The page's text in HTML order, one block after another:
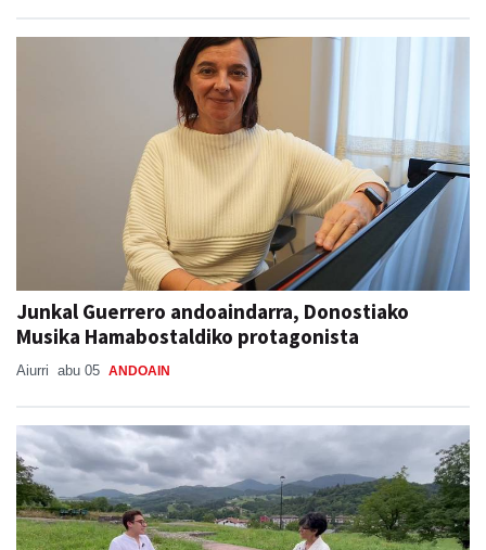
Junkal Guerrero andoaindarra, Donostiako
Musika Hamabostaldiko protagonista
Aiurri abu 05 ANDOAIN